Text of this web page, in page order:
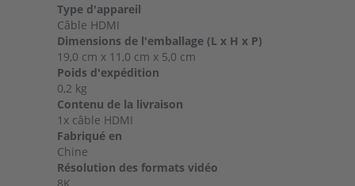
Type d'appareil
Câble HDMI
Dimensions de l'emballage (L x H x P)
19,0 cm x 11,0 cm x 5,0 cm
Poids d'expédition
0,2 kg
Contenu de la livraison
1x câble HDMI
Fabriqué en
Chine
Résolution des formats vidéo